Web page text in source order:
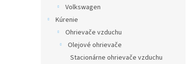
Volkswagen
Kúrenie
Ohrievače vzduchu
Olejové ohrievače
Stacionárne ohrievače vzduchu